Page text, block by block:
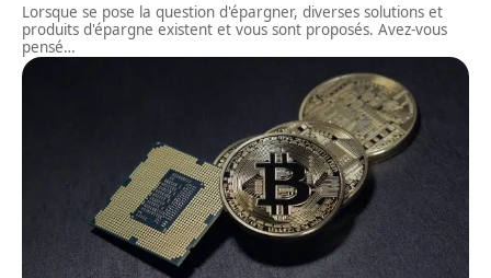
Lorsque se pose la question d'épargner, diverses solutions et
produits d'épargne existent et vous sont proposés. Avez-vous
pensé…